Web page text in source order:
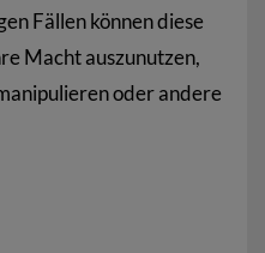
Fällen können diese
Macht auszunutzen,
oder andere